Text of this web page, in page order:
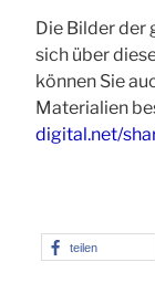
Die Bilder der
sich über
können Sie
Materialien
digital.net/
teilen